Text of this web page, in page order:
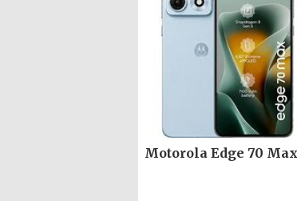
Motorola Edge 70 Max